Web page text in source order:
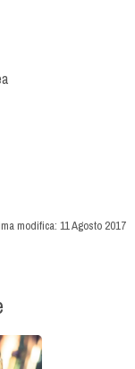
modifica: 11 Agosto 2017